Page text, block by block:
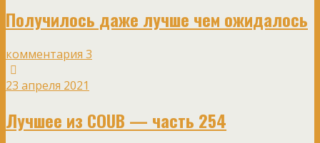
Получилось даже лучше чем ожидалось
комментария 3
23 апреля 2021
Лучшее из COUB — часть 254